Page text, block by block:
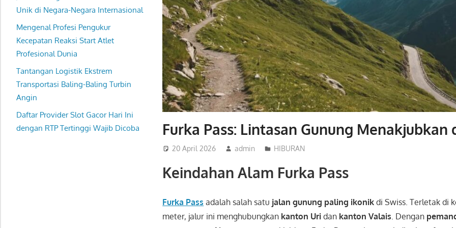
Furka Pass: Lintasan Gunung Menakjubkan
20 April 2026 admin HIBURAN
Keindahan Alam Furka Pass
Furka Pass adalah salah satu jalan gunung paling ikonik di Swiss. Terletak di
meter, jalur ini menghubungkan kanton Uri dan kanton Valais . Dengan
Unik di Negara-Negara Internasional
Mengenal Profesi Pengukur
Kecepatan Reaksi Start Atlet
Profesional Dunia
Tantangan Logistik Ekstrem
Transportasi Baling-Baling Turbin
Angin
Daftar Provider Slot Gacor Hari Ini
dengan RTP Tertinggi Wajib Dicoba